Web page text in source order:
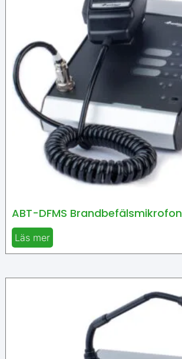
ABT-DFMS Brandbefälsmikrofon
Läs mer